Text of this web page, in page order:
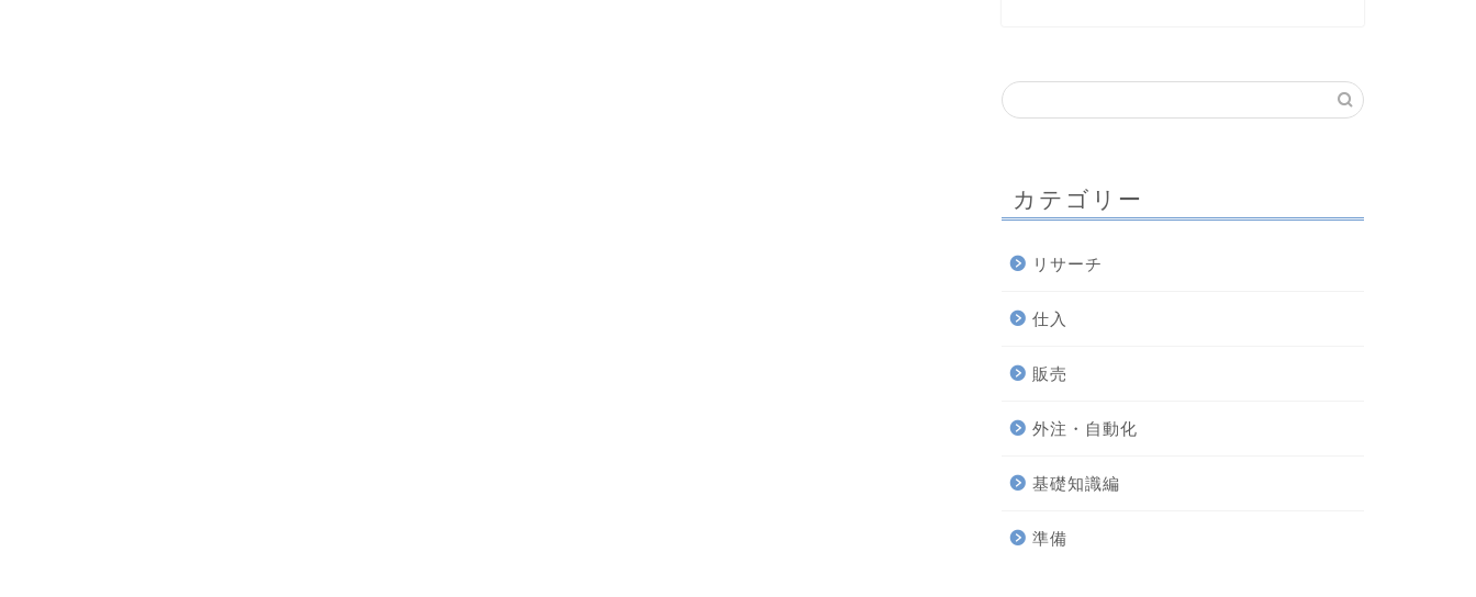
カテゴリー
リサーチ
仕入
販売
外注・自動化
基礎知識編
準備